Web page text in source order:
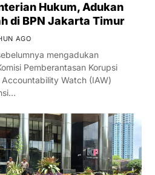
Hukum, Adukan
di BPN Jakarta Timur
AGO
mengadukan
Pemberantasan Korupsi
Watch (IAW)